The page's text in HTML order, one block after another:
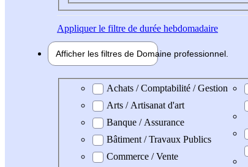
Appliquerle filtre de durée hebdomadaire
Afficher les filtres de Domaine professionnel
Domaine professionel
Achats / Comptabilité / Gestion
Arts / Artisanat d'art
Banque / Assurance
Bâtiment / Travaux Publics
Commerce / Vente